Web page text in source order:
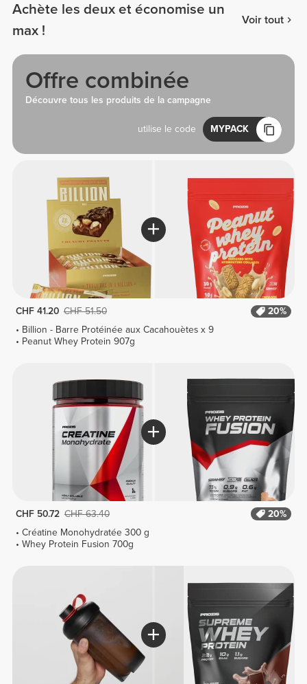
Achète les deux et économise un
max !
Voir tout
Offre combinée
Découvre tous les produits de la campagne
utilise le code MYPACK
CHF 41.20 CHF 51.50
20%
Billion - Barre Protéinée aux Cacahouètes x 9
Peanut Whey Protein 907g
CHF 50.72 CHF 63.40
20%
Créatine Monohydratée 300 g
Whey Protein Fusion 700g